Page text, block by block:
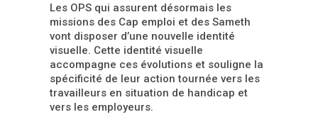
Les OPS qui assurent désormais les
missions des Cap emploi et des Sameth
vont disposer d’une nouvelle identité
visuelle. Cette identité visuelle
accompagne ces évolutions et souligne la
spécificité de leur action tournée vers les
travailleurs en situation de handicap et
vers les employeurs.